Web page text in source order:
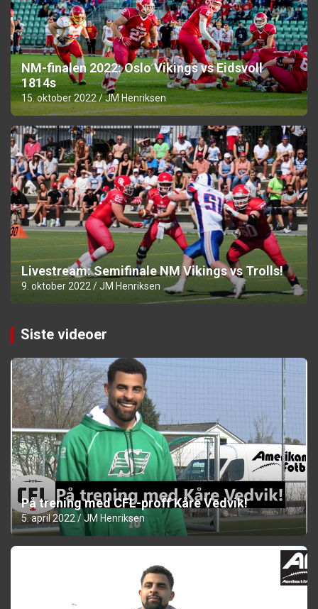
NM-finalen 2022: Oslo Vikings vs Eidsvoll
1814s
15. oktober 2022 JM Henriksen
Livestream: Semifinale NM Vikings vs Trolls!
9. oktober 2022 JM Henriksen
Siste videoer
På trening med CFL-proff Kåre Vedvik!
5. april 2022 JM Henriksen